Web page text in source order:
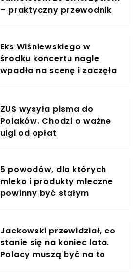
– praktyczny przewodnik
Eks Wiśniewskiego w
środku koncertu nagle
wpadła na scenę i zaczęła
ZUS wysyła pisma do
Polaków. Chodzi o ważne
ulgi od opłat
5 powodów, dla których
mleko i produkty mleczne
powinny być stałym
Jackowski przewidział, co
stanie się na koniec lata.
Polacy muszą być na to